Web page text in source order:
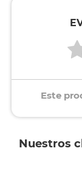
Este
Nuestros